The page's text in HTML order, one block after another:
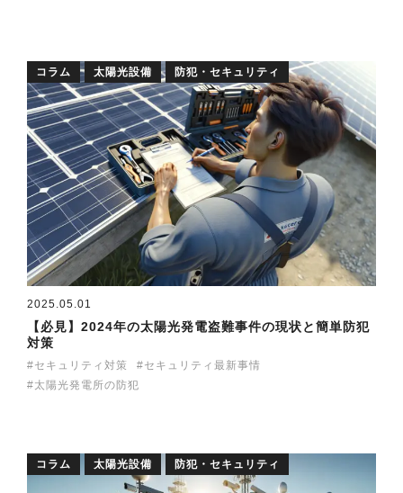
コラム 太陽光設備 防犯・セキュリティ
2025.05.01
【必見】2024年の太陽光発電盗難事件の現状と簡単防犯
対策
セキュリティ対策
セキュリティ最新事情
太陽光発電所の防犯
コラム 太陽光設備 防犯・セキュリティ